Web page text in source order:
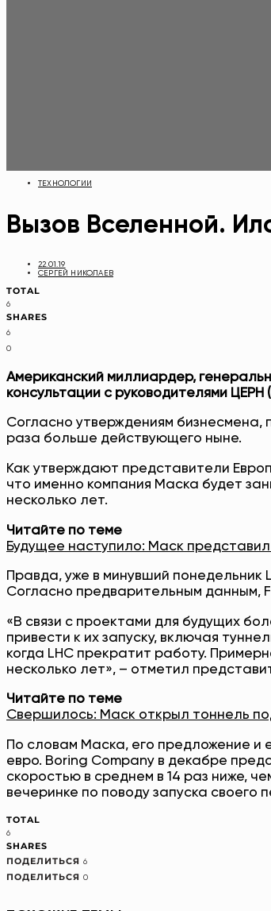
ТЕХНОЛОГИИ
Вызов Вселенной.
22.01.19
СЕРГЕЙ НИКОЛАЕВ
TOTAL
6
SHARES
6
0
Американский миллиардер,
консультации с руководителями
Согласно утверждениям
раза больше действующего ныне.
Как утверждают представители
что именно компания Маска будет
несколько лет.
Читайте по теме
Будущее наступило: Маск
Правда, уже в минувший понедельник
Согласно предварительным данным,
«В связи с проектами для будущих
привести к их запуску, включая
когда LHC прекратит работу.
несколько лет», – отметил
Читайте по теме
Свершилось: Маск открыл тоннель
По словам Маска, его предложение и
евро. Boring Company в декабре
скоростью в среднем в 14 раз ниже,
вечеринке по поводу запуска своего
TOTAL
6
SHARES
ПОДЕЛИТЬСЯ 6
ПОДЕЛИТЬСЯ 0